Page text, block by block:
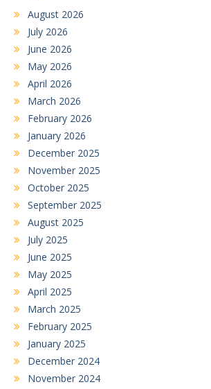
August 2026
July 2026
June 2026
May 2026
April 2026
March 2026
February 2026
January 2026
December 2025
November 2025
October 2025
September 2025
August 2025
July 2025
June 2025
May 2025
April 2025
March 2025
February 2025
January 2025
December 2024
November 2024